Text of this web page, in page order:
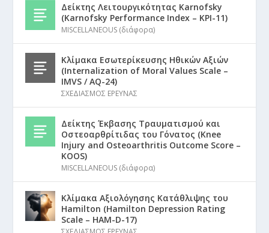
Δείκτης Λειτουργικότητας Karnofsky
(Karnofsky Performance Index – KPI-11)
MISCELLANEOUS (διάφορα)
Κλίμακα Εσωτερίκευσης Ηθικών Αξιών
(Internalization of Moral Values Scale –
IMVS / AQ-24)
ΣΧΕΔΙΑΣΜΟΣ ΕΡΕΥΝΑΣ
Δείκτης Έκβασης Τραυματισμού και
Οστεοαρθρίτιδας του Γόνατος (Knee
Injury and Osteoarthritis Outcome Score –
KOOS)
MISCELLANEOUS (διάφορα)
Κλίμακα Αξιολόγησης Κατάθλιψης του
Hamilton (Hamilton Depression Rating
Scale – HAM-D-17)